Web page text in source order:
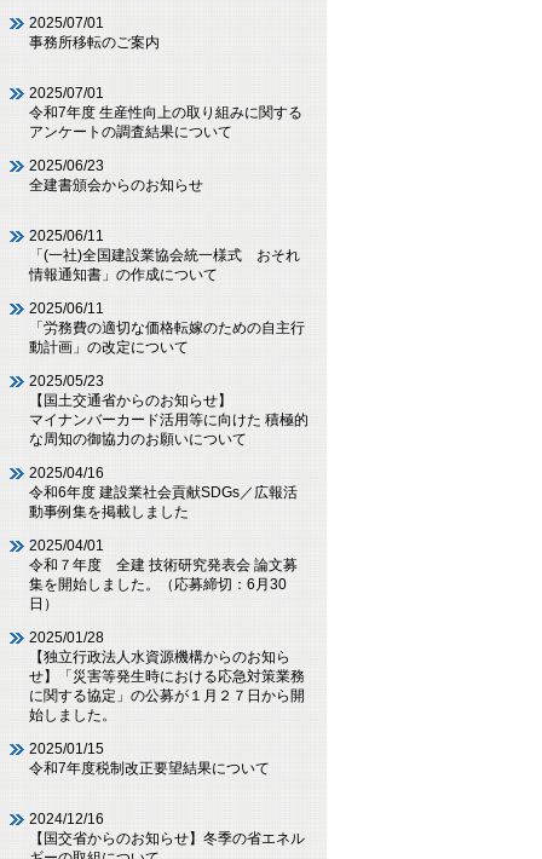
2025/07/01
事務所移転のご案内
2025/07/01
令和7年度 生産性向上の取り組みに関する
アンケートの調査結果について
2025/06/23
全建書頒会からのお知らせ
2025/06/11
「(一社)全国建設業協会統一様式 おそれ
情報通知書」の作成について
2025/06/11
「労務費の適切な価格転嫁のための自主行
動計画」の改定について
2025/05/23
【国土交通省からのお知らせ】
マイナンバーカード活用等に向けた 積極的
な周知の御協力のお願いについて
2025/04/16
令和6年度 建設業社会貢献SDGs／広報活
動事例集を掲載しました
2025/04/01
令和７年度 全建 技術研究発表会 論文募
集を開始しました。（応募締切：6月30
日）
2025/01/28
【独立行政法人水資源機構からのお知ら
せ】「災害等発生時における応急対策業務
に関する協定」の公募が１月２７日から開
始しました。
2025/01/15
令和7年度税制改正要望結果について
2024/12/16
【国交省からのお知らせ】冬季の省エネル